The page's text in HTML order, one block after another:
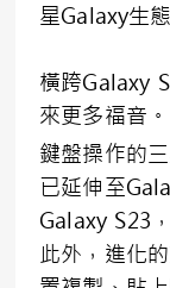
星Galaxy生
橫跨Galaxy
來更多福音
鍵盤操作的
已延伸至
Galaxy S23
此外，進化